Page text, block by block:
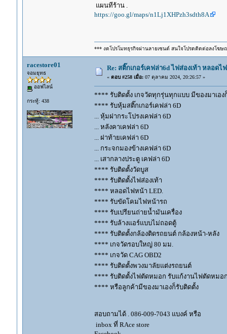
แผนทีร้าน .
https://goo.gl/maps/n1Lj1XHPzh3sdth8A
*** งดโปรโมทธุรกิจผ่านลายเซนต์ สนใจโปรดติดต่อลงโฆษ
racestore01
จอมยุทธ
ออฟไลน์
กระทู้: 438
Re: สติ๊กเกอร์เคฟล่า6d ไฟส่องเท้า หลอด
« ตอบ #258 เมื่อ:07 ตุลาคม 2024, 20:26:57 »
**** รับติดตั้ง เกจวัดทุกรุ่นทุกแบบ มีของมาเอง
**** รับหุ้มสติ๊กเกอร์เคฟล่า 6D
... หุ้มฝากระโปรงเคฟล่า 6D
... หลังคาเคฟล่า 6D
... ฝาท้ายเคฟล่า 6D
... กระจกมองข้างเคฟล่า 6D
... เสากลางประตู เคฟล่า 6D
**** รับติดตั้งวัดบูส
**** รับติดตั้งไฟส่องเท้า
**** หลอดไฟหน้า LED.
**** รับขัดโคมไฟหน้ารถ
**** รับเปรียนถ่ายน้ำมันเครื่อง
**** รับล้างแอร์แบบไม่ถอดตู้
**** รับติดตั้งกล้องติดรถยนต์ กล้องหน้า-หลัง
**** เกจวัดรอบใหญ่ 80 มม.
**** เกจวัด CAG OBD2
**** รับติดตั้งพวงมาลัยแต่งรถยนต์
**** รับติดตั้งไฟตัดหมอก รับแก้งานไฟตัดหมอ
**** หรือลูกค้ามีของมาเองก็รับติดตั้ง
สอบถามได้ . 086-009-7043 แบงค์ หรือ
inbox ที่ RAce store